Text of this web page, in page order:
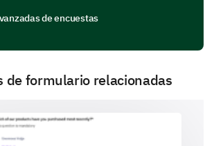
de encuestas
de formulario relacionadas